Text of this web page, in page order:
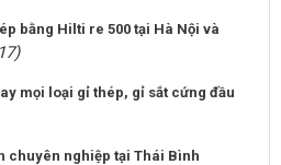
bằng Hilti re 500 tại Hà Nội và
mọi loại gỉ thép, gỉ sắt cứng đầu
chuyên nghiệp tại Thái Bình